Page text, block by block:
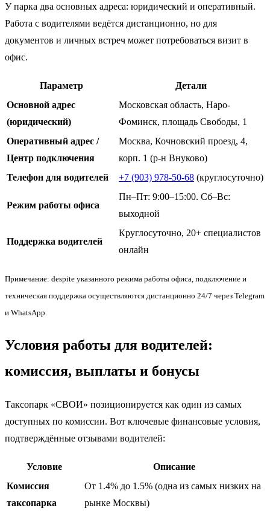
У парка два основных адреса: юридический и оперативный.
Работа с водителями ведётся дистанционно, но для
документов и личных встреч может потребоваться визит в
офис.
Параметр
Детали
Основной адрес
(юридический)
Московская область, Наро-
Фоминск, площадь Свободы, 1
Оперативный адрес /
Центр подключения
Москва, Кочновский проезд, 4,
корп. 1 (р-н Внуково)
Телефон для водителей
+7 (903) 978-50-68 (круглосуточно)
Режим работы офиса
Пн–Пт: 9:00–15:00. Сб–Вс:
выходной
Поддержка водителей
Круглосуточно, 20+ специалистов
онлайн
Примечание: despite указанного режима работы офиса, подключение и
техническая поддержка осуществляются дистанционно 24/7 через Telegram
и WhatsApp.
Условия работы для водителей:
комиссия, выплаты и бонусы
Таксопарк «СВОИ» позиционируется как один из самых
доступных по комиссии. Вот ключевые финансовые условия,
подтверждённые отзывами водителей:
Условие
Описание
Комиссия
таксопарка
От 1.4% до 1.5% (одна из самых низких на
рынке Москвы)